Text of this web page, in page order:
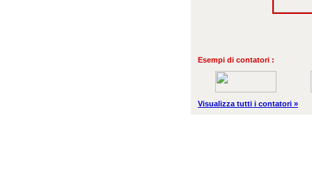
Esempi di contatori :
Visualizza tutti i contatori »